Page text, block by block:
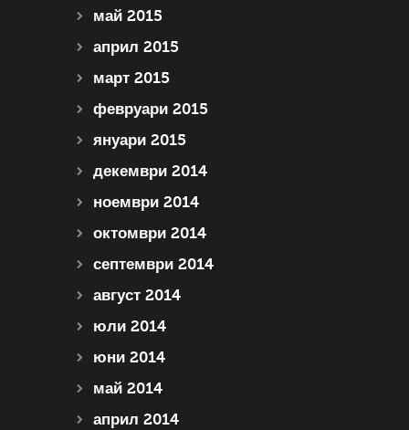
май 2015
април 2015
март 2015
февруари 2015
януари 2015
декември 2014
ноември 2014
октомври 2014
септември 2014
август 2014
юли 2014
юни 2014
май 2014
април 2014